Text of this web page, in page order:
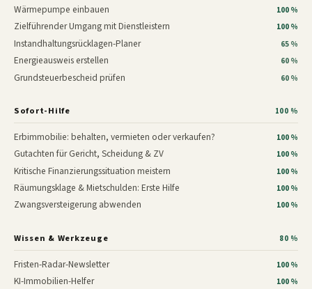
Wärmepumpe einbauen 100 %
Zielführender Umgang mit Dienstleistern 100 %
Instandhaltungsrücklagen-Planer 65 %
Energieausweis erstellen 60 %
Grundsteuerbescheid prüfen 60 %
Sofort-Hilfe 100 %
Erbimmobilie: behalten, vermieten oder verkaufen? 100 %
Gutachten für Gericht, Scheidung & ZV 100 %
Kritische Finanzierungssituation meistern 100 %
Räumungsklage & Mietschulden: Erste Hilfe 100 %
Zwangsversteigerung abwenden 100 %
Wissen & Werkzeuge 80 %
Fristen-Radar-Newsletter 100 %
KI-Immobilien-Helfer 100 %